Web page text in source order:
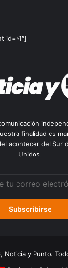
id=»1″]
finalidad es
acontecer del Sur
Unidos.
Noticia y Punto.